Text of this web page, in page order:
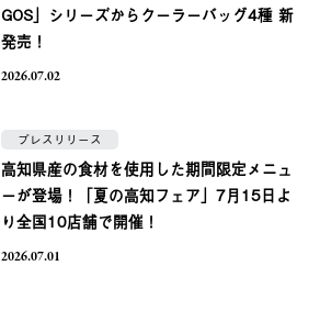
GOS」シリーズからクーラーバッグ4種 新
発売！
2026.07.02
プレスリリース
⾼知県産の食材を使用した期間限定メニュ
ーが登場！「夏の⾼知フェア」7⽉15⽇よ
り全国10店舗で開催！
2026.07.01